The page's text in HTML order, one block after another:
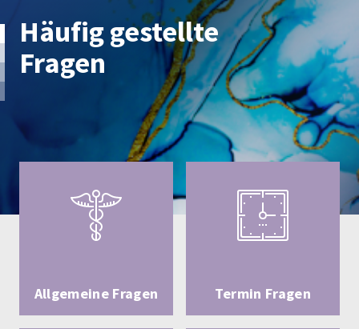
Häufig gestellte
Fragen
Allgemeine Fragen Termin Fragen